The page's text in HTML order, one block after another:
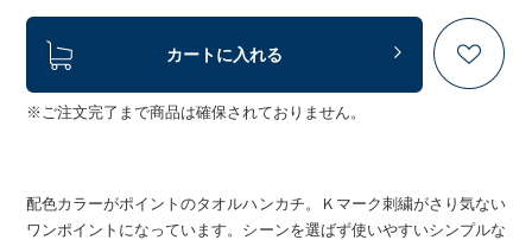
カートに入れる
※ご注文完了まで商品は確保されておりません。
配色カラーがポイントのタオルハンカチ。Ｋマーク刺繍がさり気ない
ワンポイントになっています。シーンを選ばず使いやすいシンプルな